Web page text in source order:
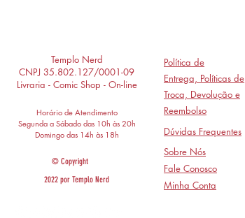
Templo Nerd
CNPJ 35.802.127/0001-09
Livraria - Comic Shop - On-line
Horário de Atendimento
Segunda a Sábado das 10h às 20h
Domingo das 14h às 18h
2022 por Templo Nerd
© Copyright
Política de
Entrega, Políticas de
Troca, Devolução e
Reembolso
Dúvidas Frequentes
Sobre Nós
Fale Conosco
Minha Conta